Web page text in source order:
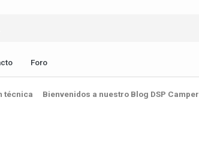
Foro
técnica Bienvenidos a nuestro Blog DSP Camper